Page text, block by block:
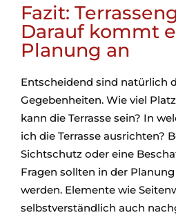
Fazit:
Darauf kommt
Planung an
Entscheidend sind natürlich
Gegebenheiten. Wie viel
kann die Terrasse sein? In
ich die Terrasse ausrichten?
Sichtschutz oder eine
Fragen sollten in der
werden. Elemente wie
selbstverständlich auch